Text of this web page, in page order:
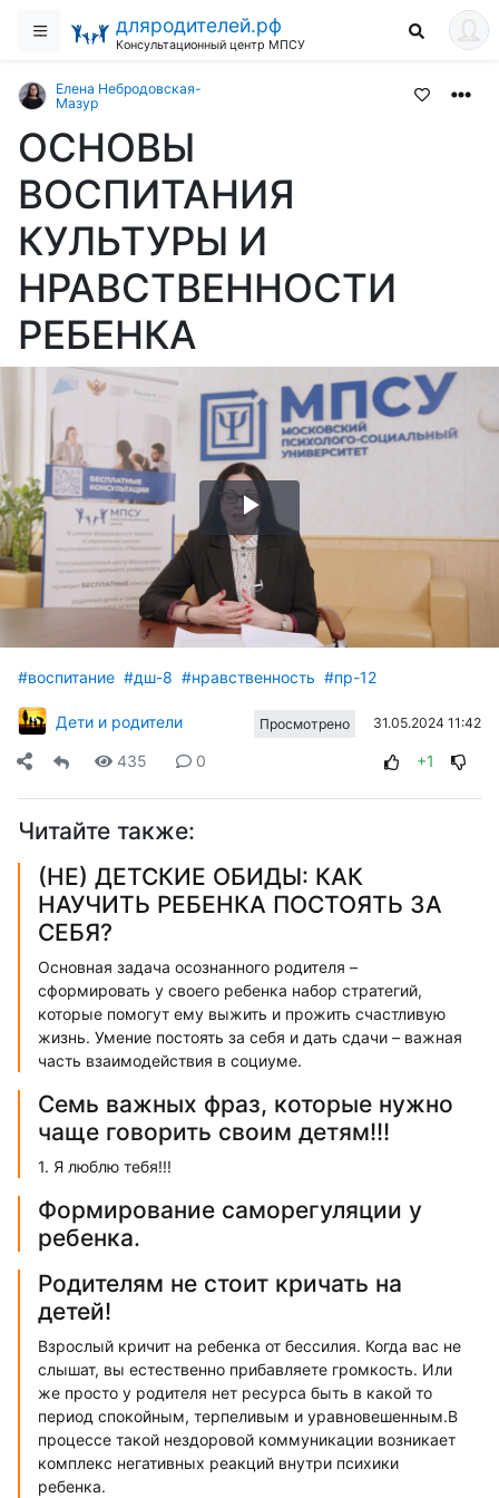
дляродителей.рф
Консультационный центр МПСУ
Елена Небродовская-
Мазур
ОСНОВЫ
ВОСПИТАНИЯ
КУЛЬТУРЫ И
НРАВСТВЕННОСТИ
РЕБЕНКА
Воспроизвести
видео
#воспитание #дш-8 #нравственность #пр-12
Дети и родители Просмотрено 31.05.2024 11:42
435 0 +1
Читайте также:
(НЕ) ДЕТСКИЕ ОБИДЫ: КАК
НАУЧИТЬ РЕБЕНКА ПОСТОЯТЬ ЗА
СЕБЯ?
Основная задача осознанного родителя –
сформировать у своего ребенка набор стратегий,
которые помогут ему выжить и прожить счастливую
жизнь. Умение постоять за себя и дать сдачи – важная
часть взаимодействия в социуме.
Семь важных фраз, которые нужно
чаще говорить своим детям!!!
1. Я люблю тебя!!!
Формирование саморегуляции у
ребенка.
Родителям не стоит кричать на
детей!
Взрослый кричит на ребенка от бессилия. Когда вас не
слышат, вы естественно прибавляете громкость. Или
же просто у родителя нет ресурса быть в какой то
период спокойным, терпеливым и уравновешенным.В
процессе такой нездоровой коммуникации возникает
комплекс негативных реакций внутри психики
ребенка.